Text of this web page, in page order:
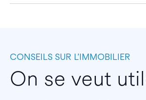
CONSEILS SUR L’IMMOBILIER
On se veut